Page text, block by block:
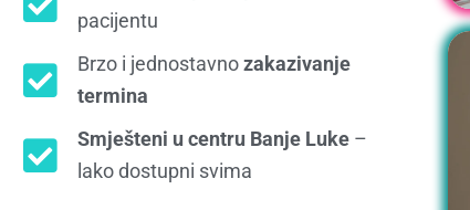
pacijentu
Brzo i jednostavnozakazivanje
termina
Smješteni u centru Banje Luke–
lako dostupni svima